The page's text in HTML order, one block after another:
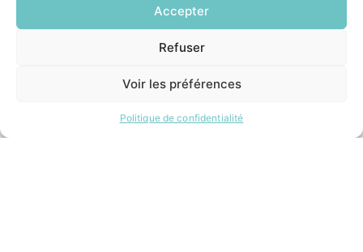
Accepter
Refuser
Voir les préférences
Politique de confidentialité
INFORMATIONS LÉGALES
ESPACE MUNICIPALITÉ